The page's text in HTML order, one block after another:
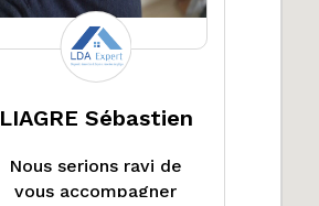
LIAGRE Sébastien
Nous serions ravi de
vous accompagner